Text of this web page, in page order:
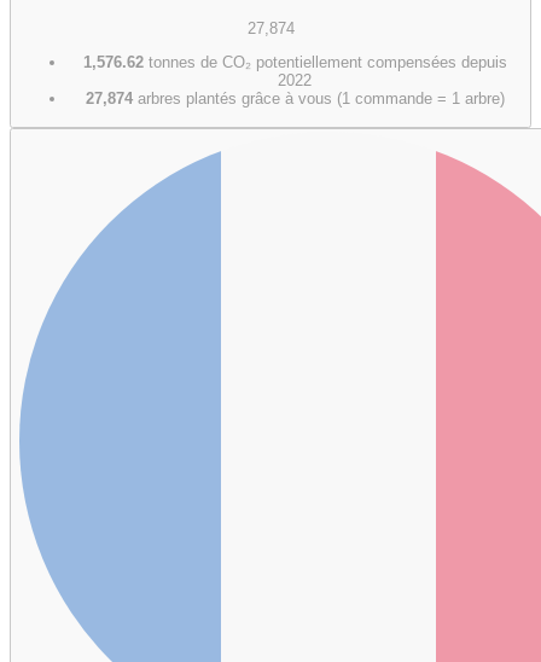
27,874
1,576.62tonnes de CO₂ potentiellement compensées depuis
2022
27,874 arbres plantés grâce à vous (1 commande = 1 arbre)